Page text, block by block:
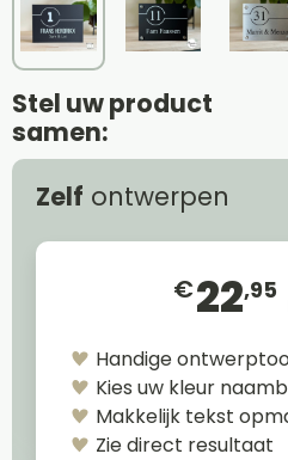
Stel uw product
samen:
Zelf ontwerpen
€22,95
Handige
Kies uw kleur
Makkelijk tekst
Zie direct resultaat